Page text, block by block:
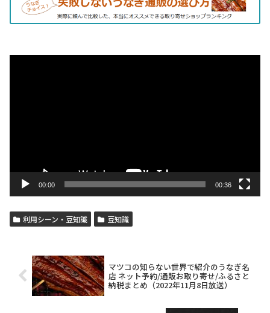
00:00 00:36
利用シーン・豆知識 豆知識
マツコの知らない世界で紹介のうなぎ名
店 ネット予約/通販お取り寄せ/ふるさと
納税まとめ（2022年11月8日放送）